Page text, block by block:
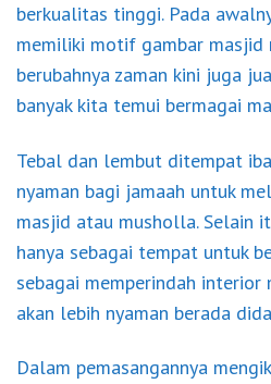
berkualitas tinggi. Pada
memiliki motif gambar masjid
berubahnya zaman kini juga
banyak kita temui bermagai
Tebal dan lembut ditempat
nyaman bagi jamaah untuk
masjid atau musholla. Selain
hanya sebagai tempat untuk
sebagai memperindah interior
akan lebih nyaman berada
Dalam pemasangannya